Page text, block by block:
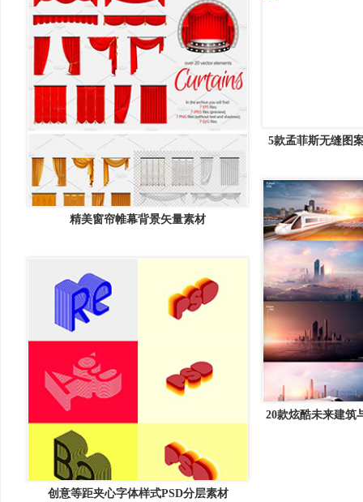
精美窗帘帷幕背景矢量素材
5款孟菲斯无缝图
20款炫酷未来建筑
创意等距夹心字体样式PSD分层素材